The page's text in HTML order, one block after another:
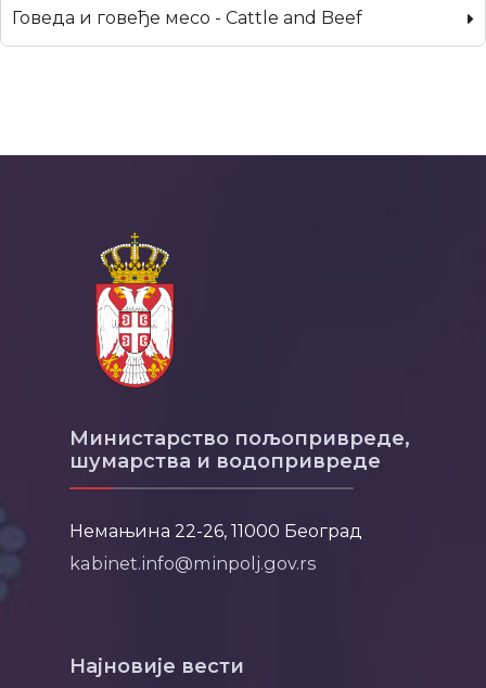
Говеда и говеђе месо - Cattle and Beef
Министарство пољопривреде,
шумарства и водопривреде
Немањина 22-26, 11000 Београд
kabinet.info@minpolj.gov.rs
Најновије вести